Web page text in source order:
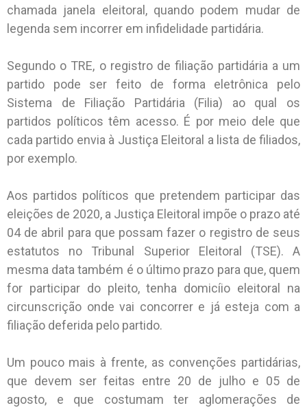
chamada janela eleitoral, quando podem mudar de
legenda sem incorrer em infidelidade partidária.
Segundo o TRE, o registro de filiação partidária a um
partido pode ser feito de forma eletrônica pelo
Sistema de Filiação Partidária (Filia) ao qual os
partidos políticos têm acesso. É por meio dele que
cada partido envia à Justiça Eleitoral a lista de filiados,
por exemplo.
Aos partidos políticos que pretendem participar das
eleições de 2020, a Justiça Eleitoral impõe o prazo até
04 de abril para que possam fazer o registro de seus
estatutos no Tribunal Superior Eleitoral (TSE). A
mesma data também é o último prazo para que, quem
for participar do pleito, tenha domicíio eleitoral na
circunscrição onde vai concorrer e já esteja com a
filiação deferida pelo partido.
Um pouco mais à frente, as convenções partidárias,
que devem ser feitas entre 20 de julho e 05 de
agosto, e que costumam ter aglomerações de